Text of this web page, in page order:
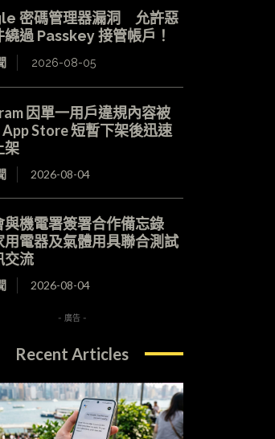
密碼管理器漏洞 允許惡
繞過 Passkey 接管帳戶！
2026-08-05
因單一用戶違規內容被
Store 短暫下架後迅速
架
2026-08-04
與機電署簽署合作備忘錄
用電器及氣體用具聯合測試
交流
2026-08-04
- 廣告 -
Recent Articles